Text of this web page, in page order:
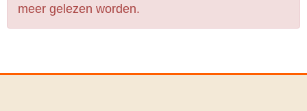
meer gelezen worden.